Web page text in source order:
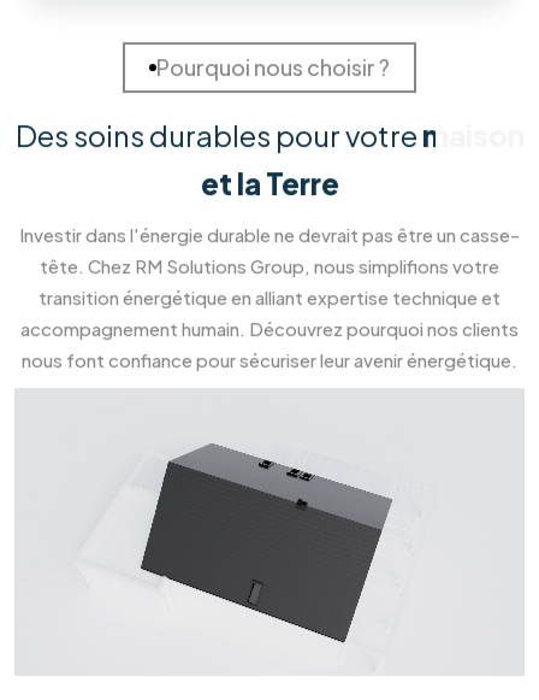
98%
Clients Satisfaits
Prendre rendez-vous